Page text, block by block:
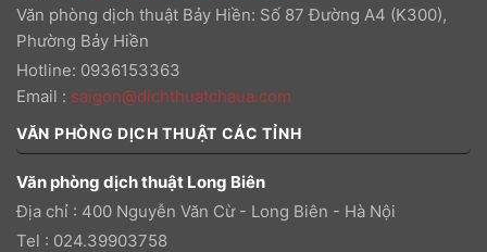
Văn phòng dịch thuật Bảy Hiền: Số 87 Đường A4 (K300),
Phường Bảy Hiền
Hotline: 0936153363
Email : saigon@dichthuatchaua.com
VĂN PHÒNG DỊCH THUẬT CÁC TỈNH
Văn phòng dịch thuật Long Biên
Địa chỉ : 400 Nguyễn Văn Cừ - Long Biên - Hà Nội
Tel : 024.39903758